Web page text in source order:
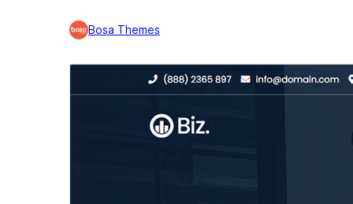
Bosa Themes